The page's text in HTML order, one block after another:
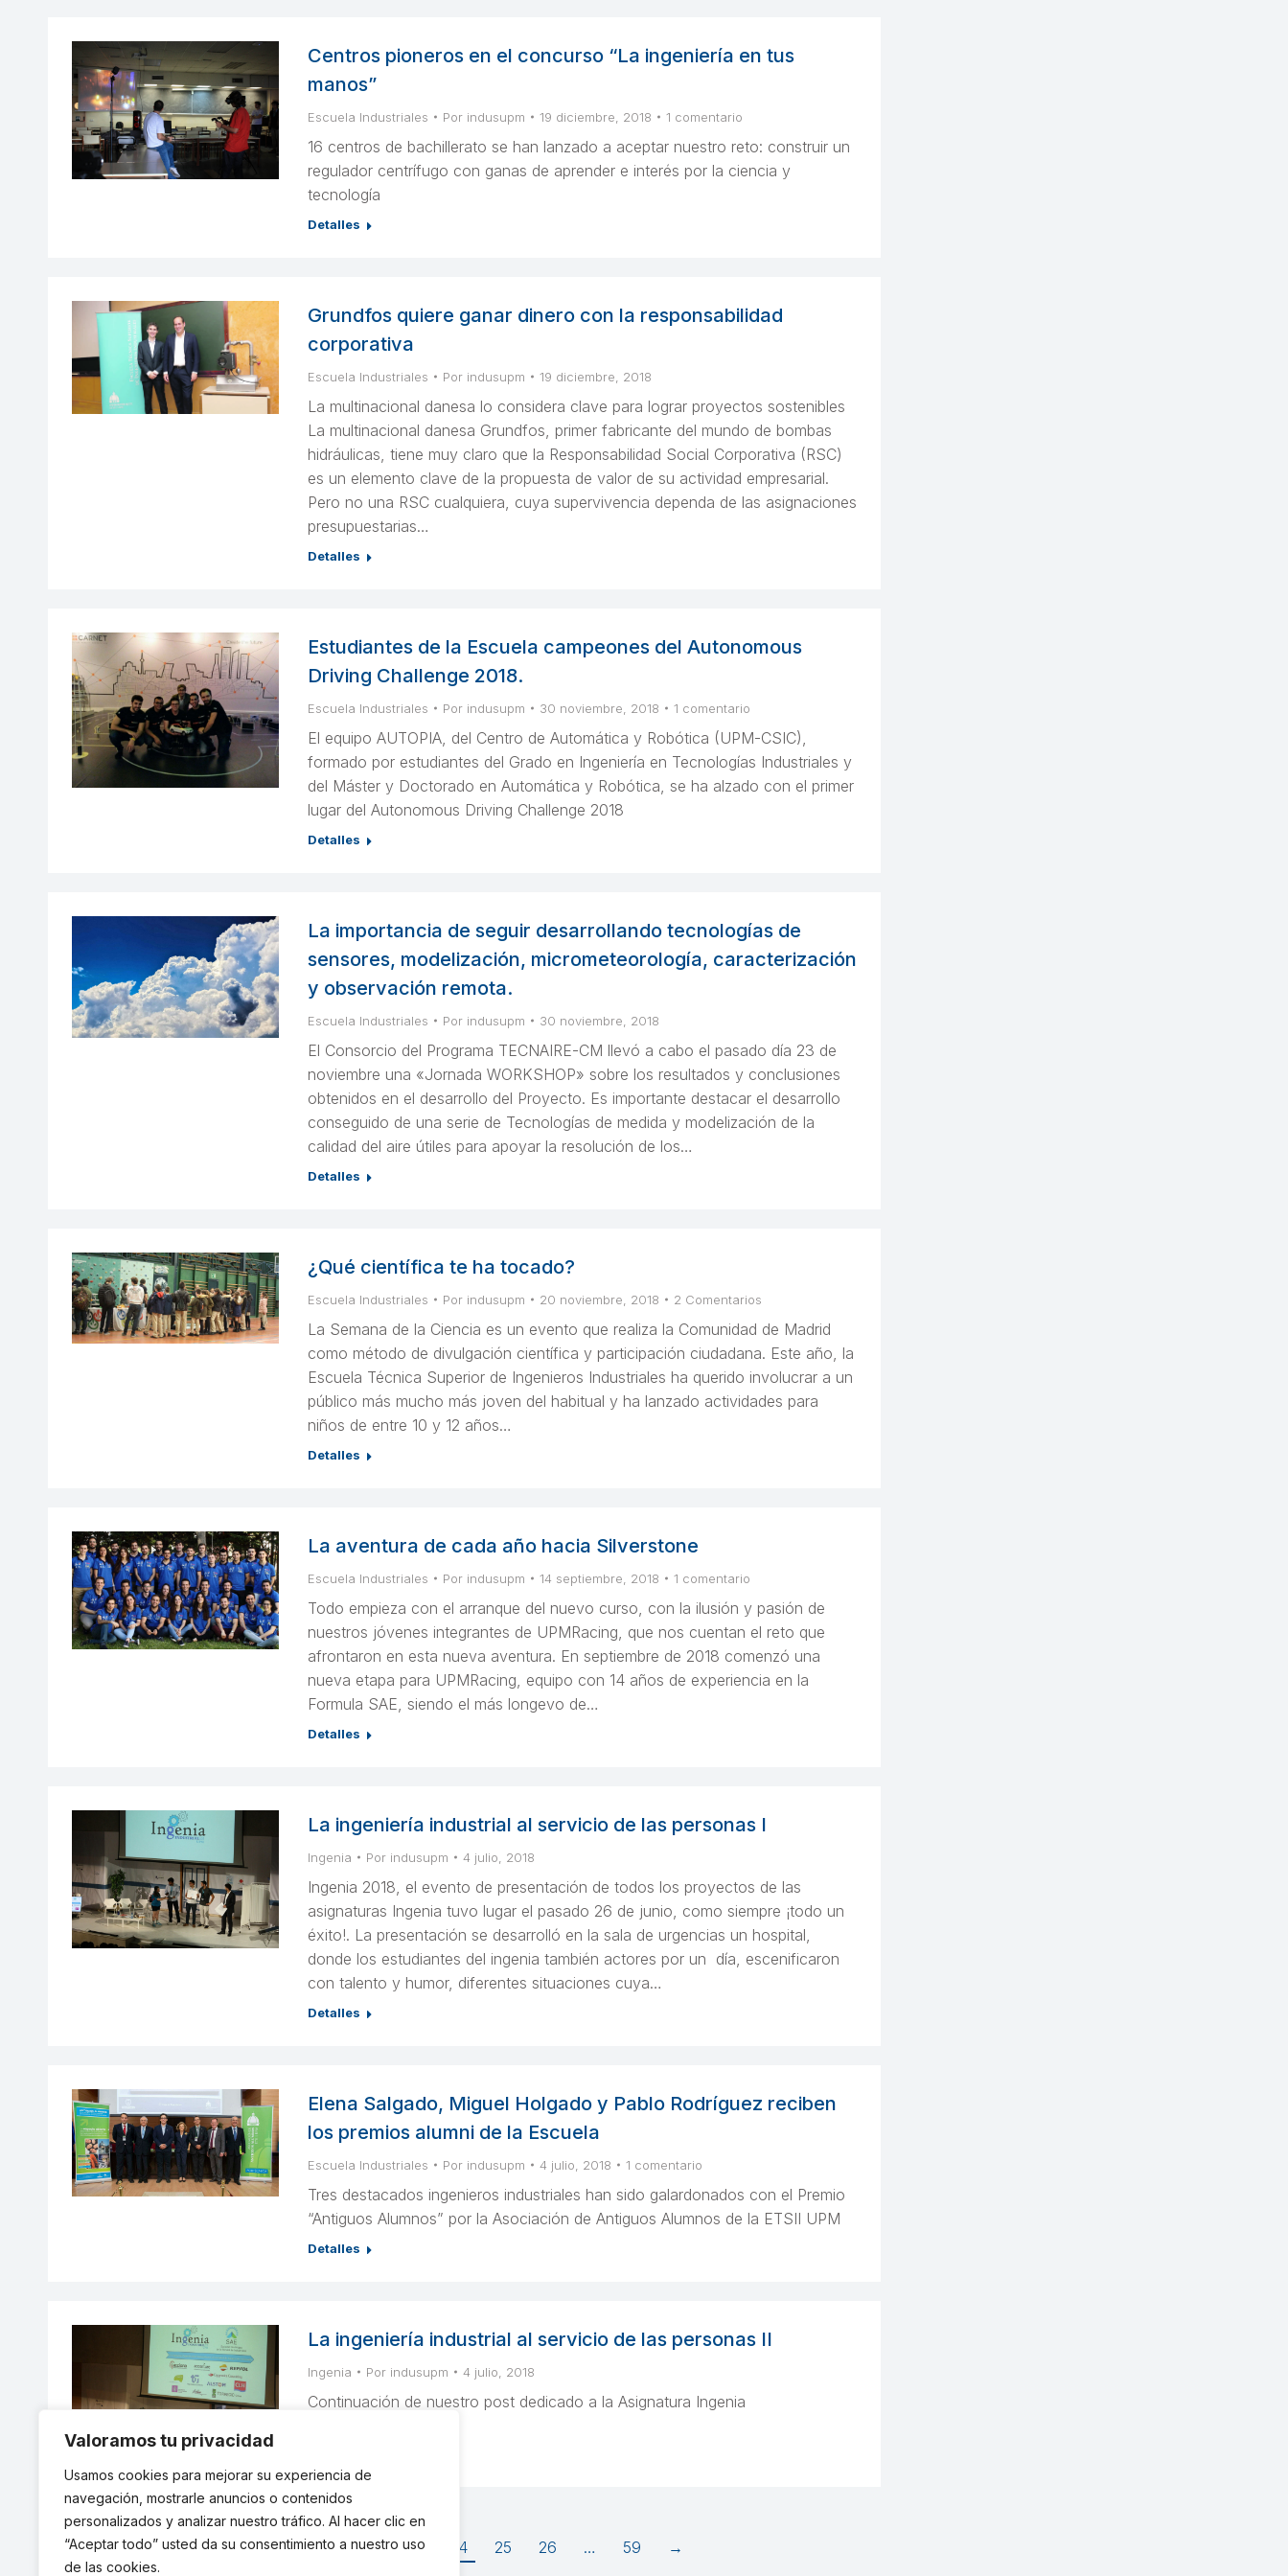
Valoramos tu privacidad
Usamos cookies para mejorar su experiencia de
navegación, mostrarle anuncios o contenidos
personalizados y analizar nuestro tráfico. Al hacer clic en
“Aceptar todo” usted da su consentimiento a nuestro uso
de las cookies.
Centros pioneros en el concurso “La ingeniería en tus
manos”
Escuela Industriales Por indusupm 19 diciembre, 2018 1 comentario
16 centros de bachillerato se han lanzado a aceptar nuestro reto: construir un
regulador centrífugo con ganas de aprender e interés por la ciencia y
tecnología
Detalles
Grundfos quiere ganar dinero con la responsabilidad
corporativa
Escuela Industriales Por indusupm 19 diciembre, 2018
La multinacional danesa lo considera clave para lograr proyectos sostenibles
La multinacional danesa Grundfos, primer fabricante del mundo de bombas
hidráulicas, tiene muy claro que la Responsabilidad Social Corporativa (RSC)
es un elemento clave de la propuesta de valor de su actividad empresarial.
Pero no una RSC cualquiera, cuya supervivencia dependa de las asignaciones
presupuestarias…
Detalles
Estudiantes de la Escuela campeones del Autonomous
Driving Challenge 2018.
Escuela Industriales Por indusupm 30 noviembre, 2018 1 comentario
El equipo AUTOPIA, del Centro de Automática y Robótica (UPM-CSIC),
formado por estudiantes del Grado en Ingeniería en Tecnologías Industriales y
del Máster y Doctorado en Automática y Robótica, se ha alzado con el primer
lugar del Autonomous Driving Challenge 2018
Detalles
La importancia de seguir desarrollando tecnologías de
sensores, modelización, micrometeorología, caracterización
y observación remota.
Escuela Industriales Por indusupm 30 noviembre, 2018
El Consorcio del Programa TECNAIRE-CM llevó a cabo el pasado día 23 de
noviembre una «Jornada WORKSHOP» sobre los resultados y conclusiones
obtenidos en el desarrollo del Proyecto. Es importante destacar el desarrollo
conseguido de una serie de Tecnologías de medida y modelización de la
calidad del aire útiles para apoyar la resolución de los…
Detalles
¿Qué científica te ha tocado?
Escuela Industriales Por indusupm 20 noviembre, 2018 2 Comentarios
La Semana de la Ciencia es un evento que realiza la Comunidad de Madrid
como método de divulgación científica y participación ciudadana. Este año, la
Escuela Técnica Superior de Ingenieros Industriales ha querido involucrar a un
público más mucho más joven del habitual y ha lanzado actividades para
niños de entre 10 y 12 años…
Detalles
La aventura de cada año hacia Silverstone
Escuela Industriales Por indusupm 14 septiembre, 2018 1 comentario
Todo empieza con el arranque del nuevo curso, con la ilusión y pasión de
nuestros jóvenes integrantes de UPMRacing, que nos cuentan el reto que
afrontaron en esta nueva aventura. En septiembre de 2018 comenzó una
nueva etapa para UPMRacing, equipo con 14 años de experiencia en la
Formula SAE, siendo el más longevo de…
Detalles
La ingeniería industrial al servicio de las personas I
Ingenia Por indusupm 4 julio, 2018
Ingenia 2018, el evento de presentación de todos los proyectos de las
asignaturas Ingenia tuvo lugar el pasado 26 de junio, como siempre ¡todo un
éxito!. La presentación se desarrolló en la sala de urgencias un hospital,
donde los estudiantes del ingenia también actores por un día, escenificaron
con talento y humor, diferentes situaciones cuya…
Detalles
Elena Salgado, Miguel Holgado y Pablo Rodríguez reciben
los premios alumni de la Escuela
Escuela Industriales Por indusupm 4 julio, 2018 1 comentario
Tres destacados ingenieros industriales han sido galardonados con el Premio
“Antiguos Alumnos” por la Asociación de Antiguos Alumnos de la ETSII UPM
Detalles
La ingeniería industrial al servicio de las personas II
Ingenia Por indusupm 4 julio, 2018
Continuación de nuestro post dedicado a la Asignatura Ingenia
← 1 … 22 23 24 25 26 … 59 →